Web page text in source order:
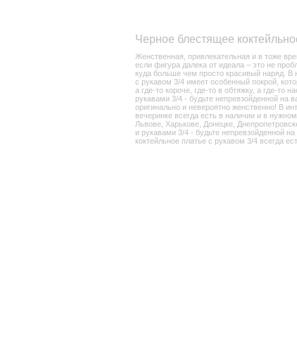
Черное блестящее
Женственная, привлекательная и в тоже
если фигура далека от идеала – это не
куда больше чем просто красивый наряд. В
с рукавом 3/4 имеет особенный покрой,
а где-то короче, где-то в обтяжку, а где-то
рукавами 3/4 - будьте непревзойденной на
оригинально и невероятно женственно! В
вечеринке всегда есть в наличии и в
Львове, Харькове, Донецке,
и рукавами 3/4 - будьте непревзойденной
коктейльное платье с рукавом 3/4 всегда